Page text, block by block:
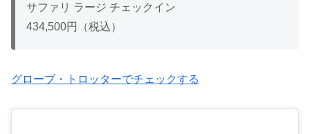
サファリ ラージ チェックイン
434,500円（税込）
グローブ・トロッターでチェックする